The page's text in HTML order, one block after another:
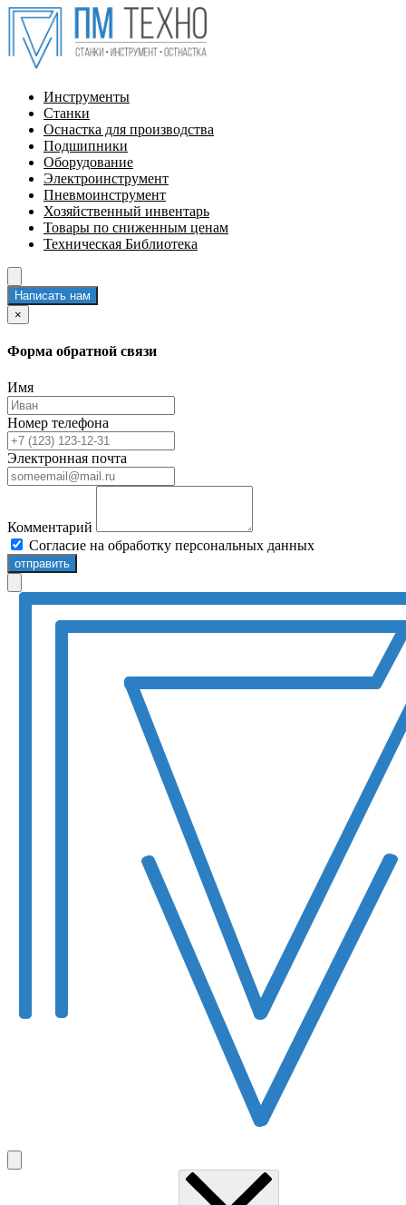
Инструменты
Станки
Оснастка для производства
Подшипники
Оборудование
Электроинструмент
Пневмоинструмент
Хозяйственный инвентарь
Товары по сниженным ценам
Техническая Библиотека
Написать нам
×
Форма обратной связи
Имя
Номер телефона
Электронная почта
Комментарий
Согласие на обработку персональных данных
отправить